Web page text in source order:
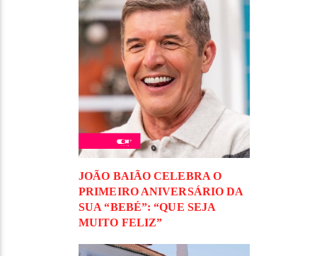
JOÃO BAIÃO CELEBRA O
PRIMEIRO ANIVERSÁRIO DA
SUA “BEBÉ”: “QUE SEJA
MUITO FELIZ”